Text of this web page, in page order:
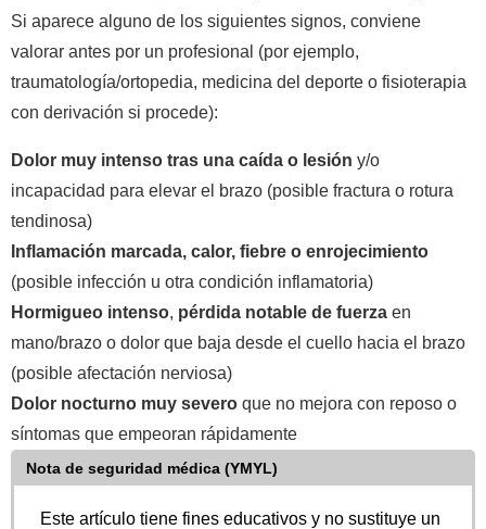
Si aparece alguno de los siguientes signos, conviene
valorar antes por un profesional (por ejemplo,
traumatología/ortopedia, medicina del deporte o fisioterapia
con derivación si procede):
Dolor muy intenso tras una caída o lesión y/o
incapacidad para elevar el brazo (posible fractura o rotura
tendinosa)
Inflamación marcada, calor, fiebre o enrojecimiento
(posible infección u otra condición inflamatoria)
Hormigueo intenso pérdida notable de fuerza en
mano/brazo o dolor que baja desde el cuello hacia el brazo
(posible afectación nerviosa)
Dolor nocturno muy severo que no mejora con reposo o
síntomas que empeoran rápidamente
Nota de seguridad médica (YMYL)
Este artículo tiene fines educativos y no sustituye un